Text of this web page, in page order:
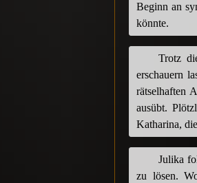
Beginn an
könnte.
Trotz
erschauern
rätselhaften
ausübt.
Katharina,
Julika
zu lösen.